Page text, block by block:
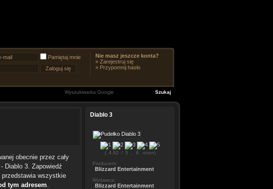
Pamiętaj mnie
Nie masz jeszcze konta?
» Zarejestruj się
» Przypomnij hasło
obecnie przez cały
Diablo 3. Zapowiedź
przedstawia wszystkie
tym adresem.
Diablo 3
( 4.92 / 5 6
ocen)
Producent:
Blizzard Entertainment
Wydawca:
Blizzard Entertainment